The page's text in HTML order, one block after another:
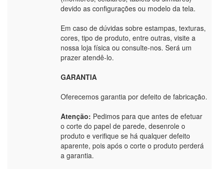
devido as configurações ou modelo da tela.
Em caso de dúvidas sobre estampas, texturas,
cores, tipo de produto, entre outras, visite a
nossa loja física ou consulte-nos. Será um
prazer atendê-lo.
GARANTIA
Oferecemos garantia por defeito de fabricação.
Atenção: Pedimos para que antes de efetuar
o corte do papel de parede, desenrole o
produto e verifique se há qualquer defeito
aparente, pois após o corte o produto perderá
a garantia.